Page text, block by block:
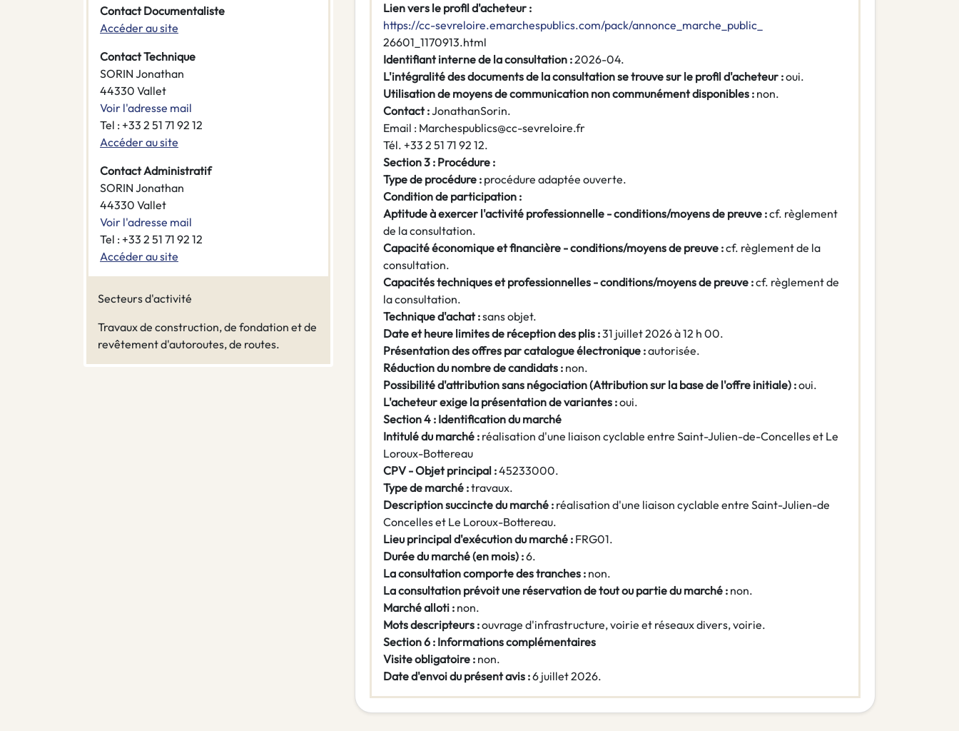
Contact Documentaliste
Accéder au site
Contact Technique
SORIN Jonathan
44330 Vallet
Voir l'adresse mail
Tel : +33 2 51 71 92 12
Accéder au site
Contact Administratif
SORIN Jonathan
44330 Vallet
Voir l'adresse mail
Tel : +33 2 51 71 92 12
Accéder au site
Secteurs d'activité
Travaux de construction, de fondation et de
revêtement d'autoroutes, de routes.
Lien vers le profil d'acheteur :
https://cc-sevreloire.emarchespublics.com/pack/annonce_marche_public_
26601_1170913.html
Identifiant interne de la consultation :2026-04.
L'intégralité des documents de la consultation se trouve sur le profil d'acheteur :oui.
Utilisation de moyens de communication non communément disponibles : non.
Contact :JonathanSorin.
Email : Marchespublics@cc-sevreloire.fr
Tél. +33 2 51 71 92 12.
Section 3 : Procédure :
Type de procédure : procédure adaptée ouverte.
Condition de participation :
Aptitude à exercer l'activité professionnelle - conditions/moyens de preuve :cf. règlement
de la consultation.
Capacité économique et financière - conditions/moyens de preuve :cf. règlement de la
consultation.
Capacités techniques et professionnelles - conditions/moyens de preuve :cf. règlement de
la consultation.
Technique d'achat :sans objet.
Date et heure limites de réception des plis :31 juillet 2026 à 12 h 00.
Présentation des offres par catalogue électronique :autorisée.
Réduction du nombre de candidats : non.
Possibilité d'attribution sans négociation (Attribution sur la base de l'offre initiale) :oui.
L'acheteur exige la présentation de variantes :oui.
Section 4 : Identification du marché
Intitulé du marché : réalisation d'une liaison cyclable entre Saint-Julien-de-Concelles et Le
Loroux-Bottereau
CPV - Objet principal :45233000.
Type de marché :travaux.
Description succincte du marché : réalisation d'une liaison cyclable entre Saint-Julien-de
Concelles et Le Loroux-Bottereau.
Lieu principal d'exécution du marché : FRG01.
Durée du marché (en mois) :6.
La consultation comporte des tranches : non.
La consultation prévoit une réservation de tout ou partie du marché : non.
Marché alloti : non.
Mots descripteurs :ouvrage d'infrastructure, voirie et réseaux divers, voirie.
Section 6 : Informations complémentaires
Visite obligatoire : non.
Date d'envoi du présent avis :6 juillet 2026.